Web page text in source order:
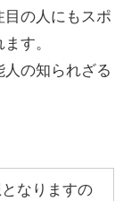
目の人にもスポ
す。
の知られざる
なりますの